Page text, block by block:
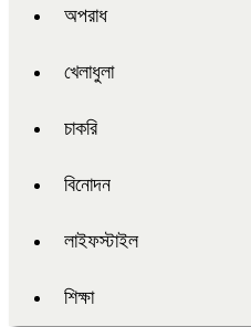
অপরাধ
খেলাধুলা
চাকরি
বিনোদন
লাইফস্টাইল
শিক্ষা